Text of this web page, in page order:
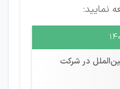
نمایید:
در شرکت